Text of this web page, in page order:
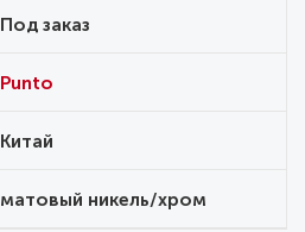
Под заказ
Punto
Китай
матовый никель/хром